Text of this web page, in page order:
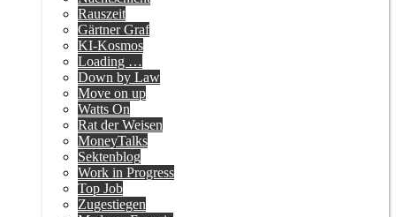
Rauszeit
Gärtner Graf
KI-Kosmos
Loading …
Down by Law
Move on up
Watts On
Rat der Weisen
MoneyTalks
Sektenblog
Work in Progress
Top Job
Zugestiegen